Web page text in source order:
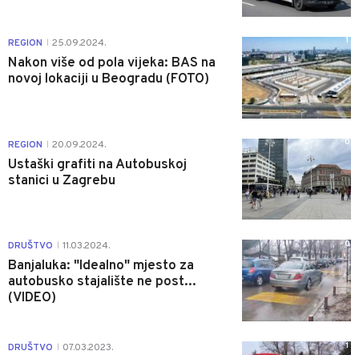
REGION 25.09.2024.
Nakon više od pola vijeka: BAS na
novoj lokaciji u Beogradu (FOTO)
1
REGION 20.09.2024.
Ustaški grafiti na Autobuskoj
stanici u Zagrebu
0
DRUŠTVO 11.03.2024.
Banjaluka: "Idealno" mjesto za
autobusko stajalište ne post...
(VIDEO)
0
DRUŠTVO 07.03.2023. 1